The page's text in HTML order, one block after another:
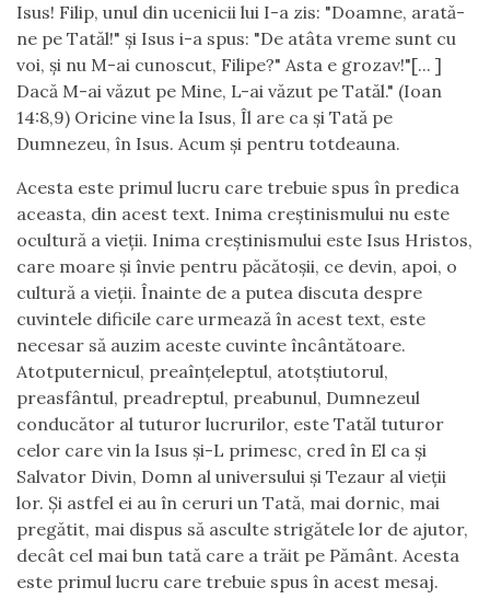
Isus! Filip, unul din ucenicii lui I-a zis: "Doamne, arată-
ne pe Tatăl!" și Isus i-a spus: "De atâta vreme sunt cu
voi, și nu M-ai cunoscut, Filipe?" Asta e grozav!"[... ]
Dacă M-ai văzut pe Mine, L-ai văzut pe Tatăl." (Ioan
14:8,9) Oricine vine la Isus, Îl are ca și Tată pe
Dumnezeu, în Isus. Acum și pentru totdeauna.
Acesta este primul lucru care trebuie spus în predica
aceasta, din acest text. Inima creștinismului nu este
ocultură a vieții. Inima creștinismului este Isus Hristos,
care moare și învie pentru păcătoșii, ce devin, apoi, o
cultură a vieții. Înainte de a putea discuta despre
cuvintele dificile care urmează în acest text, este
necesar să auzim aceste cuvinte încântătoare.
Atotputernicul, preaînțeleptul, atotștiutorul,
preasfântul, preadreptul, preabunul, Dumnezeul
conducător al tuturor lucrurilor, este Tatăl tuturor
celor care vin la Isus și-L primesc, cred în El ca și
Salvator Divin, Domn al universului și Tezaur al vieții
lor. Și astfel ei au în ceruri un Tată, mai dornic, mai
pregătit, mai dispus să asculte strigătele lor de ajutor,
decât cel mai bun tată care a trăit pe Pământ. Acesta
este primul lucru care trebuie spus în acest mesaj.